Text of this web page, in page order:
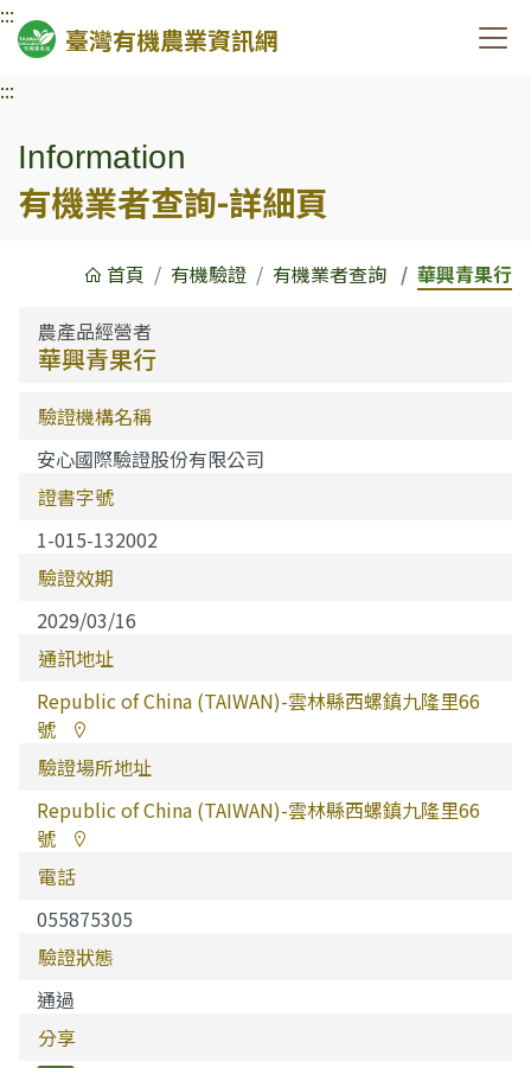
:::
臺灣有機農業資訊網
:::
Information
有機業者查詢-詳細頁
首頁 有機驗證 有機業者查詢
華興青果行
農產品經營者
華興青果行
驗證機構名稱
安心國際驗證股份有限公司
證書字號
1-015-132002
驗證效期
2029/03/16
通訊地址
Republic of China (TAIWAN)-雲林縣西螺鎮九隆里66
號
驗證場所地址
Republic of China (TAIWAN)-雲林縣西螺鎮九隆里66
號
電話
055875305
驗證狀態
通過
分享